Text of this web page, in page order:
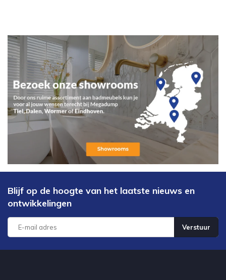
Blijf op de hoogte van het laatste nieuws en
ontwikkelingen
Verstuur